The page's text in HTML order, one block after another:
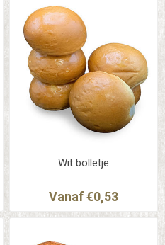
Wit bolletje
Vanaf €0,53